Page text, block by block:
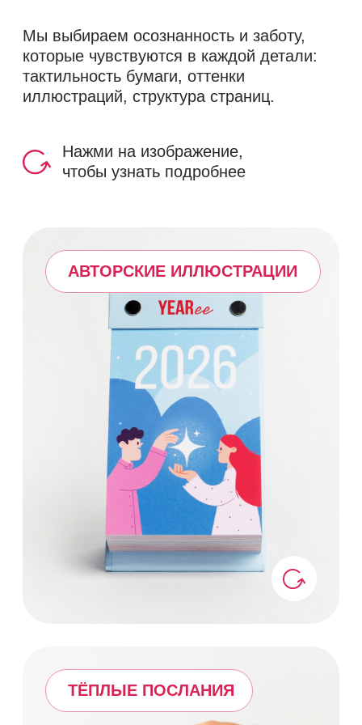
ТЁПЛЫЕ ПОСЛАНИЯ
опорой и напоминанием о заботе
к себе.
ТЁПЛЫЕ ПОСЛАНИЯ
ЦВЕТА НАСТРОЕНИЯ
Подобраны с учётом психологии
цвета для твоего эмоционального
комфорта.
ЦВЕТА НАСТРОЕНИЯ
НАДЁЖНАЯ ПОДСТАВКА